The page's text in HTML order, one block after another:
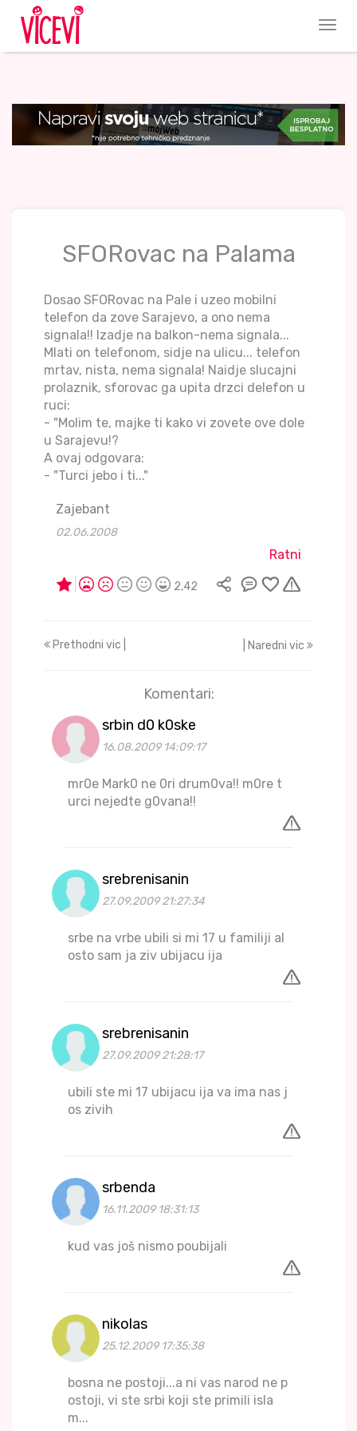
SFORovac na Palama
Dosao SFORovac na Pale i uzeo mobilni
telefon da zove Sarajevo, a ono nema
signala!! Izadje na balkon-nema signala...
Mlati on telefonom, sidje na ulicu... telefon
mrtav, nista, nema signala! Naidje slucajni
prolaznik, sforovac ga upita drzci delefon u
ruci:
- "Molim te, majke ti kako vi zovete ove dole
u Sarajevu!?
A ovaj odgovara:
- "Turci jebo i ti..."
Zajebant
02.06.2008
Ratni
2,42
Prethodni vic | | Naredni vic
Komentari:
srbin d0 k0ske
16.08.2009 14:09:17
mr0e Mark0 ne 0ri drum0va!! m0re t
urci nejedte g0vana!!
srebrenisanin
27.09.2009 21:27:34
srbe na vrbe ubili si mi 17 u familiji al
osto sam ja ziv ubijacu ija
srebrenisanin
27.09.2009 21:28:17
ubili ste mi 17 ubijacu ija va ima nas j
os zivih
srbenda
16.11.2009 18:31:13
kud vas još nismo poubijali
nikolas
25.12.2009 17:35:38
bosna ne postoji...a ni vas narod ne p
ostoji, vi ste srbi koji ste primili isla
m...